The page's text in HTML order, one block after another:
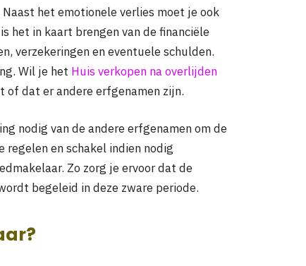
het emotionele verlies moet je ook
het in kaart brengen van de financiële
verzekeringen en eventuele schulden.
Wil je het Huis verkopen na overlijden
of dat er andere erfgenamen zijn.
nodig van de andere erfgenamen om de
en schakel indien nodig
Zo zorg je ervoor dat de
begeleid in deze zware periode.